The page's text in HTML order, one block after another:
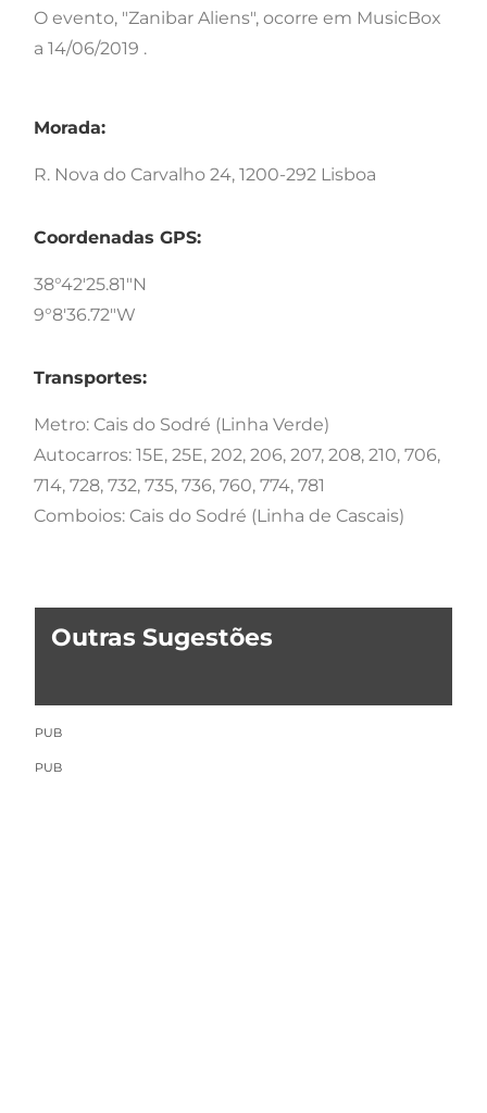
O evento, "Zanibar Aliens", ocorre em MusicBox
a 14/06/2019 .
Morada:
R. Nova do Carvalho 24, 1200-292 Lisboa
Coordenadas GPS:
38°42'25.81"N
9°8'36.72"W
Transportes:
Metro: Cais do Sodré (Linha Verde)
Autocarros: 15E, 25E, 202, 206, 207, 208, 210, 706,
714, 728, 732, 735, 736, 760, 774, 781
Comboios: Cais do Sodré (Linha de Cascais)
Outras Sugestões
PUB
PUB